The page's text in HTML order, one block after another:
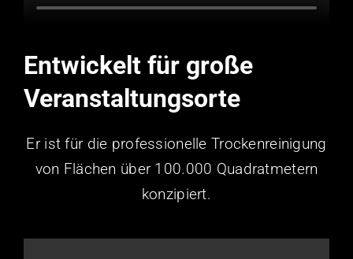
Entwickelt für große
Veranstaltungsorte
Er ist für die professionelle Trockenreinigung
von Flächen über 100.000 Quadratmetern
konzipiert.